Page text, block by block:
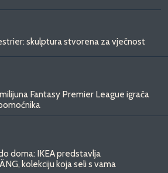
skulptura stvorena za vječnost
Fantasy Premier League igrača
doma: IKEA predstavlja
kolekciju koja seli s vama